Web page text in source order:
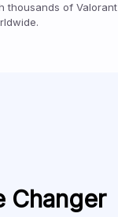
thousands of Valorant
Changer